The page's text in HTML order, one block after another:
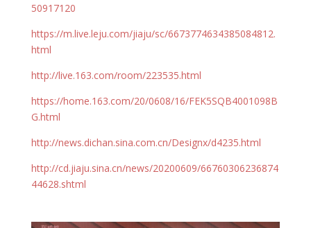
50917120
https://m.live.leju.com/jiaju/sc/6673774634385084812.
html
http://live.163.com/room/223535.html
https://home.163.com/20/0608/16/FEK5SQB4001098B
G.html
http://news.dichan.sina.com.cn/Designx/d4235.html
http://cd.jiaju.sina.cn/news/20200609/66760306236874
44628.shtml